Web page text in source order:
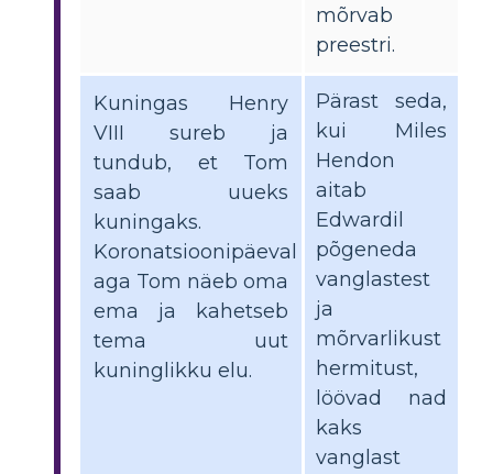
mõrvab
preestri.
Kuningas Henry
VIII sureb ja
tundub, et Tom
saab uueks
kuningaks.
Koronatsioonipäeval
aga Tom näeb oma
ema ja kahetseb
tema uut
kuninglikku elu.
Pärast seda,
kui Miles
Hendon
aitab
Edwardil
põgeneda
vanglastest
ja
mõrvarlikust
hermitust,
löövad nad
kaks
vanglast